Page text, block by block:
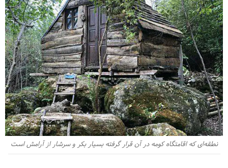
نطقه‌ای که اقامتگاه کومه در آن قرار گرفته بسیار بکر و سرشار از آرامش است